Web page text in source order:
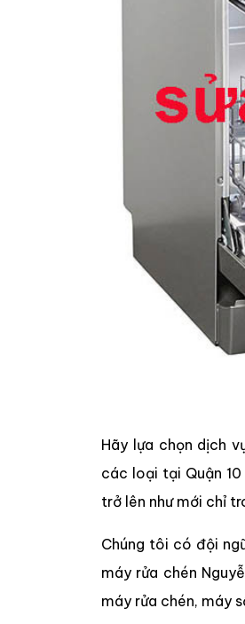
Hãy lựa chọn dịch
các loại tại Quận
trở lên như mới chỉ
Chúng tôi có đội
máy rửa chén
máy rửa chén, máy